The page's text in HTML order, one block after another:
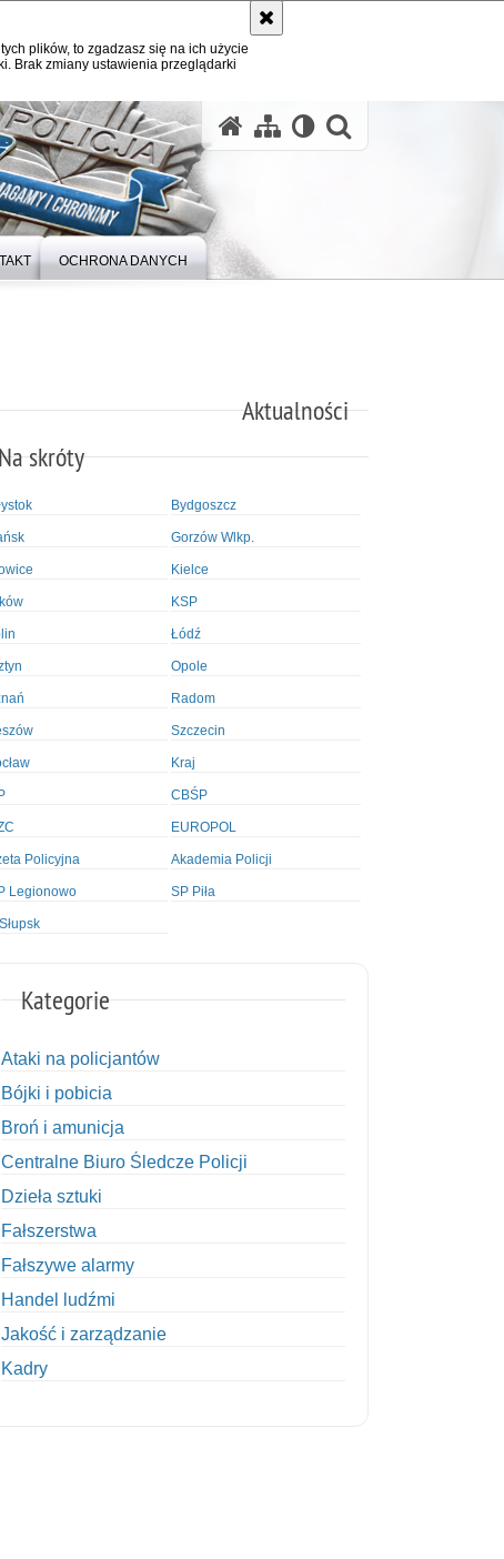
plików, to zgadzasz się na ich użycie
Brak zmiany ustawienia przeglądarki
OCHRONA DANYCH
Aktualności
skróty
Bydgoszcz
Gorzów Wlkp.
Kielce
KSP
Łódź
Opole
Radom
Szczecin
Kraj
CBŚP
EUROPOL
Policyjna Akademia Policji
Legionowo SP Piła
Kategorie
Ataki na policjantów
Bójki i pobicia
Broń i amunicja
Centralne Biuro Śledcze Policji
Dzieła sztuki
Fałszerstwa
Fałszywe alarmy
Handel ludźmi
Jakość i zarządzanie
Kadry